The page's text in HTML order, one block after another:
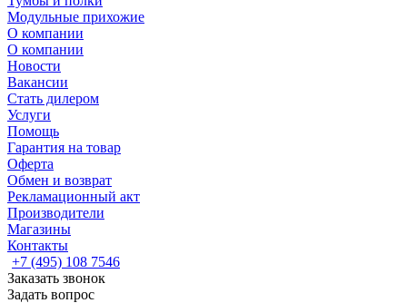
Модульные прихожие
О компании
О компании
Новости
Вакансии
Стать дилером
Услуги
Помощь
Гарантия на товар
Оферта
Обмен и возврат
Рекламационный акт
Производители
Магазины
Контакты
+7 (495) 108 7546
Заказать звонок
Задать вопрос